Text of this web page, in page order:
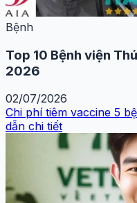
Bệnh
Top 10 Bệnh viện
2026
02/07/2026
Chi phí tiêm vaccine 5
dẫn chi tiết